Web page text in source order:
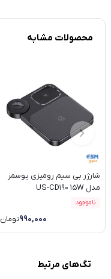
محصولات مشابه
شارژر بی سیم رومیزی یوسمز
مدل US-CD190 15W
ناموجود
۹۹۰,۰۰۰تومان
تگ‌های مرتبط